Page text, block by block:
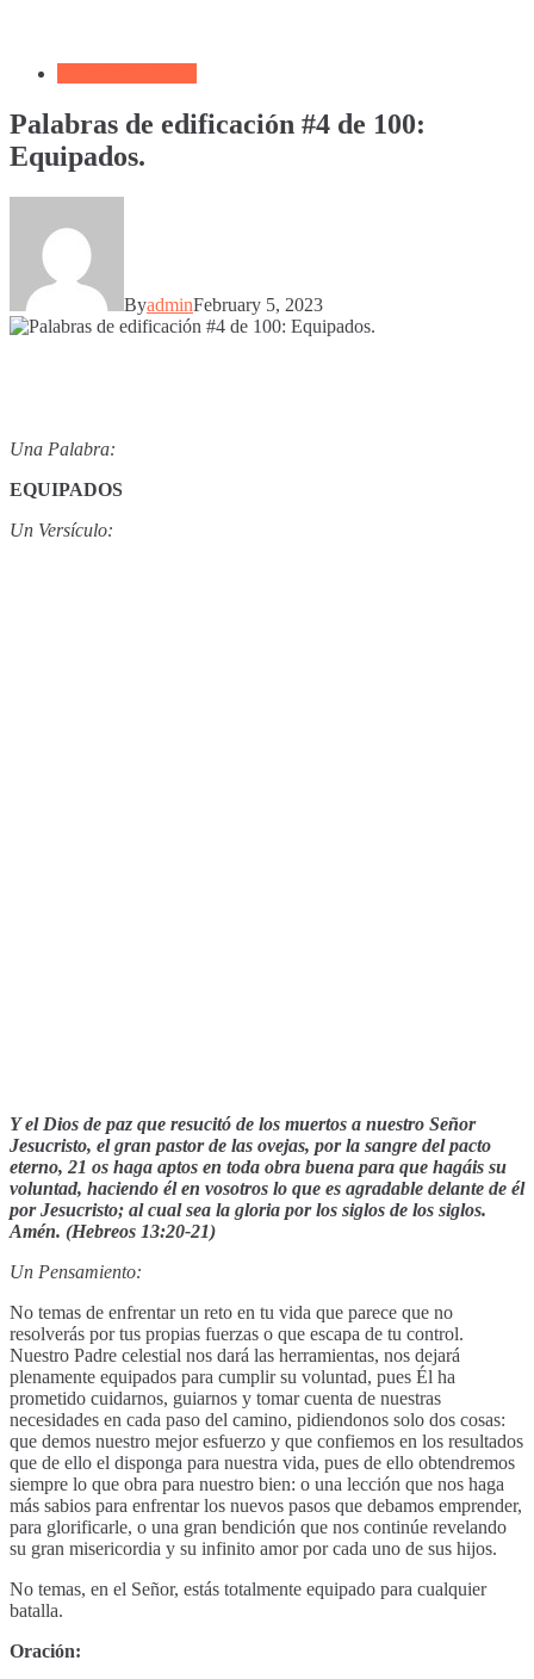
Palabras de edificación #4 de 100:
Equipados.
ByadminFebruary 5, 2023
Una Palabra:
EQUIPADOS
Un Versículo:
Y el Dios de paz que resucitó de los muertos a nuestro Señor
Jesucristo, el gran pastor de las ovejas, por la sangre del pacto
eterno, 21 os haga aptos en toda obra buena para que hagáis su
voluntad, haciendo él en vosotros lo que es agradable delante de él
por Jesucristo; al cual sea la gloria por los siglos de los siglos.
Amén. (Hebreos 13:20-21)
Un Pensamiento:
No temas de enfrentar un reto en tu vida que parece que no
resolverás por tus propias fuerzas o que escapa de tu control.
Nuestro Padre celestial nos dará las herramientas, nos dejará
plenamente equipados para cumplir su voluntad, pues Él ha
prometido cuidarnos, guiarnos y tomar cuenta de nuestras
necesidades en cada paso del camino, pidiendonos solo dos cosas:
que demos nuestro mejor esfuerzo y que confiemos en los resultados
que de ello el disponga para nuestra vida, pues de ello obtendremos
siempre lo que obra para nuestro bien: o una lección que nos haga
más sabios para enfrentar los nuevos pasos que debamos emprender,
para glorificarle, o una gran bendición que nos continúe revelando
su gran misericordia y su infinito amor por cada uno de sus hijos.
No temas, en el Señor, estás totalmente equipado para cualquier
batalla.
Oración: